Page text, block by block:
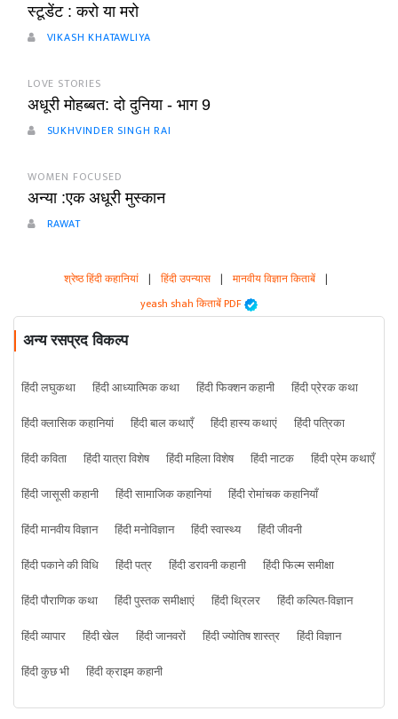
स्टूडेंट : करो या मरो
VIKASH KHATAWLIYA
LOVE STORIES
अधूरी मोहब्बत: दो दुनिया - भाग 9
SUKHVINDER SINGH RAI
WOMEN FOCUSED
अन्या :एक अधूरी मुस्कान
RAWAT
श्रेष्ठ हिंदी कहानियां | हिंदी उपन्यास | मानवीय विज्ञान किताबें |
yeash shah किताबें PDF
अन्य रसप्रद विकल्प
हिंदी लघुकथा हिंदी आध्यात्मिक कथा हिंदी फिक्शन कहानी
हिंदी प्रेरक कथा
हिंदी क्लासिक कहानियां
हिंदी बाल कथाएँ हिंदी हास्य कथाएं
हिंदी पत्रिका
हिंदी कविता
हिंदी यात्रा विशेष हिंदी महिला विशेष हिंदी नाटक
हिंदी प्रेम कथाएँ
हिंदी जासूसी कहानी
हिंदी सामाजिक कहानियां
हिंदी रोमांचक कहानियाँ
हिंदी मानवीय विज्ञान
हिंदी मनोविज्ञान हिंदी स्वास्थ्य
हिंदी जीवनी
हिंदी पकाने की विधि
हिंदी पत्र हिंदी डरावनी कहानी
हिंदी फिल्म समीक्षा
हिंदी पौराणिक कथा
हिंदी पुस्तक समीक्षाएं हिंदी थ्रिलर
हिंदी कल्पित-विज्ञान
हिंदी व्यापार
हिंदी खेल हिंदी जानवरों हिंदी ज्योतिष शास्त्र
हिंदी विज्ञान
हिंदी कुछ भी
हिंदी क्राइम कहानी